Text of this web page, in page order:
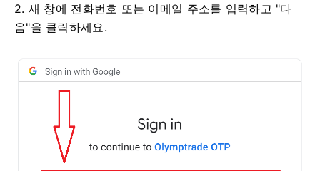
2. 새 창에 전화번호 또는 이메일 주소를 입력하고 "다
음"을 클릭하세요.